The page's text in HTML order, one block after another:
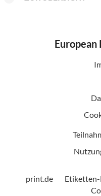
print.de Etiketten-